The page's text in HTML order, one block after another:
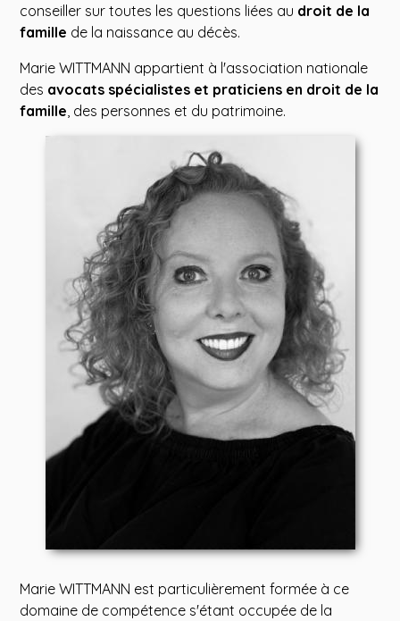
conseiller sur toutes les questions liées au droit de la
famille de la naissance au décès.
Marie WITTMANN appartient à l'association nationale
des avocats spécialistes et praticiens en droit de la
famille, des personnes et du patrimoine.
Marie WITTMANN est particulièrement formée à ce
domaine de compétence s'étant occupée de la